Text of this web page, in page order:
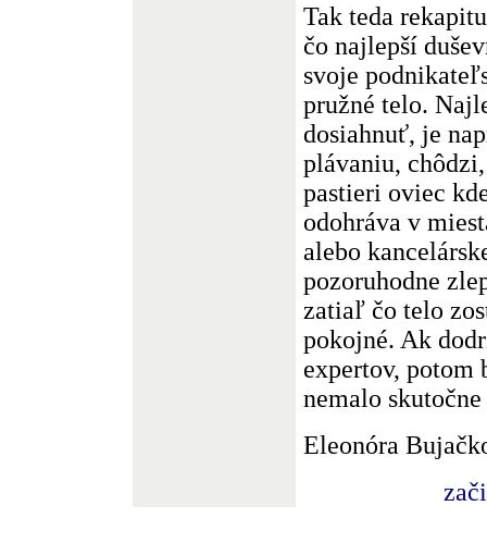
Tak teda
čo najlepší
svoje
pružné telo.
dosiahnuť, je
plávaniu,
pastieri oviec
odohráva v
alebo
pozoruhodne
zatiaľ čo telo
pokojné. Ak
expertov, potom
nemalo
Eleonóra